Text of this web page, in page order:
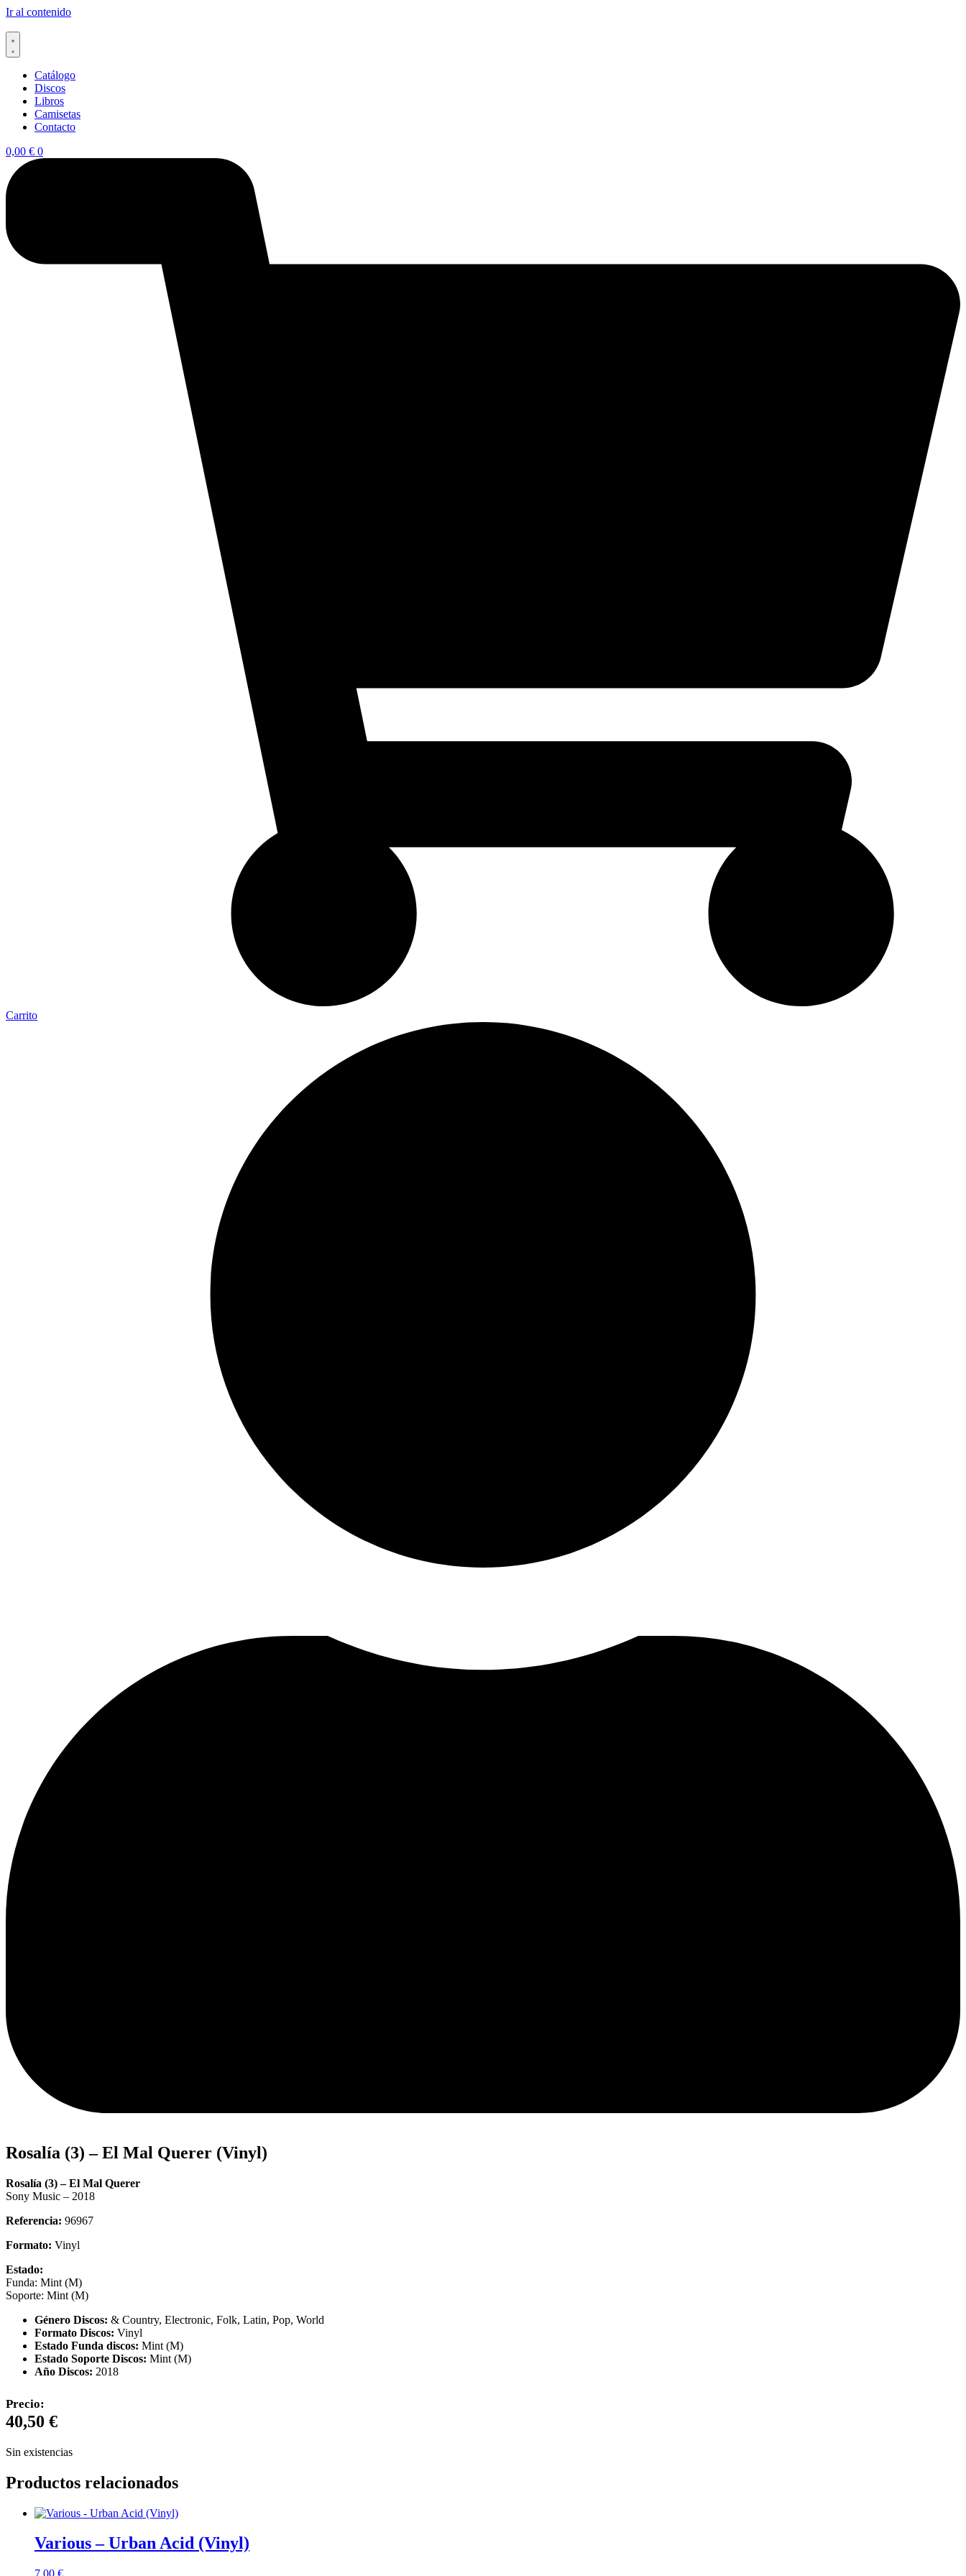
Ir al contenido
Catálogo
Discos
Libros
Camisetas
Contacto
0,00 € 0
Carrito
Rosalía (3) – El Mal Querer (Vinyl)
Rosalía (3) – El Mal Querer
Sony Music – 2018
Referencia: 96967
Formato: Vinyl
Estado:
Funda: Mint (M)
Soporte: Mint (M)
Género Discos: & Country, Electronic, Folk, Latin, Pop, World
Formato Discos: Vinyl
Estado Funda discos: Mint (M)
Estado Soporte Discos: Mint (M)
Año Discos: 2018
Precio:
40,50 €
Sin existencias
Productos relacionados
Various – Urban Acid (Vinyl)